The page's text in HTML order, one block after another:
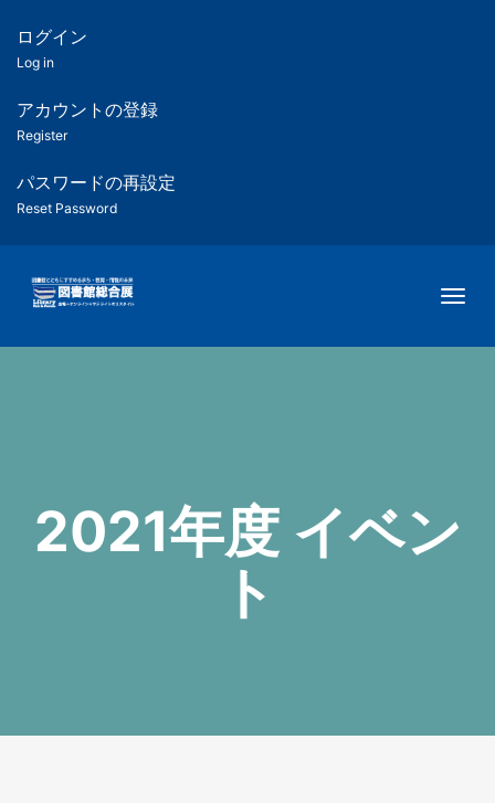
ツ
匿
名
ユ
ー
ー
用
メ
ログイン
Log in
アカウントの登録
Register
パスワードの再設定
Reset Password
2021年度 イベン
ト